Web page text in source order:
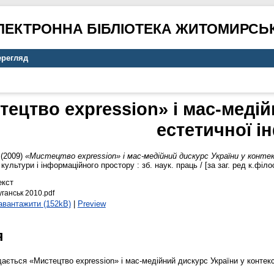
БІБЛІОТЕКА
expression» і мас-
естетичної
(2009) «Мистецтво expression» і мас-медійний дискурс України у
культури і інформаційного простору : зб. наук. праць / [за заг. ред
2010.pdf
(152kB)| Preview
«Мистецтво expression» і мас-медійний дискурс України у